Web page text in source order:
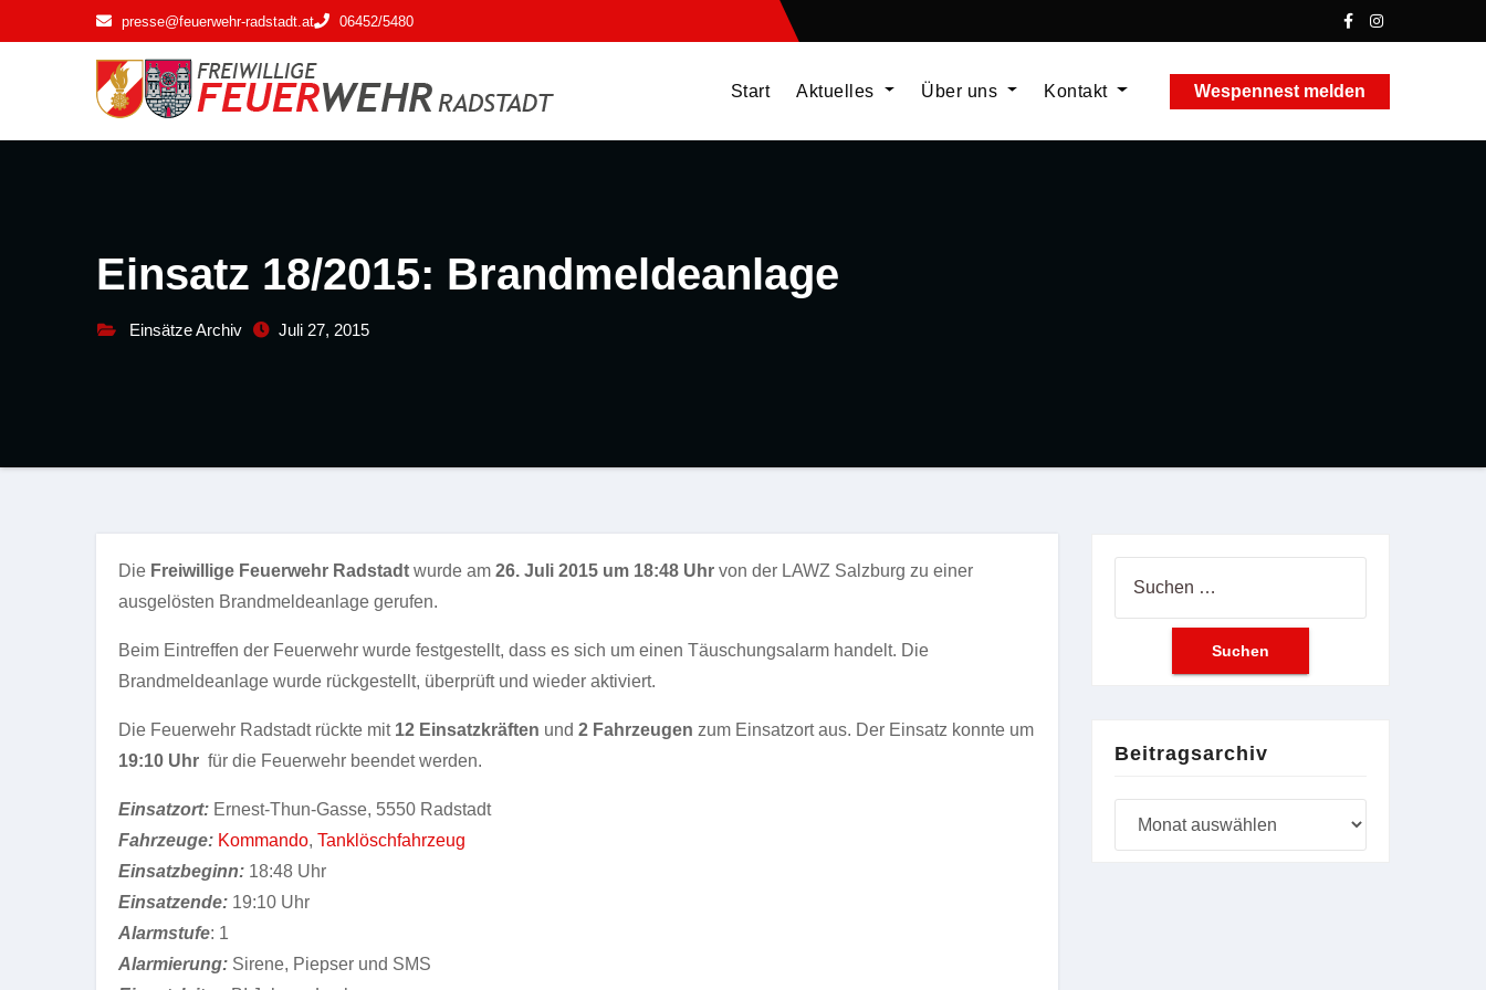
Inhalt
presse@feuerwehr-radstadt.at 06452/5480
Start Aktuelles Über uns Kontakt Wespennest melden
Einsatz 18/2015: Brandmeldeanlage
Einsätze Archiv Juli 27, 2015
Die Freiwillige Feuerwehr Radstadt wurde am 26. Juli 2015 um 18:48 Uhr von der LAWZ Salzburg zu einer
ausgelösten Brandmeldeanlage gerufen.
Beim Eintreffen der Feuerwehr wurde festgestellt, dass es sich um einen Täuschungsalarm handelt. Die
Brandmeldeanlage wurde rückgestellt, überprüft und wieder aktiviert.
Die Feuerwehr Radstadt rückte mit 12 Einsatzkräften und 2 Fahrzeugen zum Einsatzort aus. Der Einsatz konnte um
19:10 Uhr für die Feuerwehr beendet werden.
Einsatzort: Ernest-Thun-Gasse, 5550 Radstadt
Fahrzeuge: Kommando, Tanklöschfahrzeug
Einsatzbeginn: 18:48 Uhr
Einsatzende: 19:10 Uhr
Alarmstufe: 1
Alarmierung: Sirene, Piepser und SMS
Beitragsarchiv